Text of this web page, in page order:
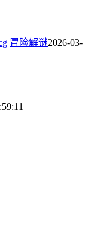
冒险解谜2026-03-